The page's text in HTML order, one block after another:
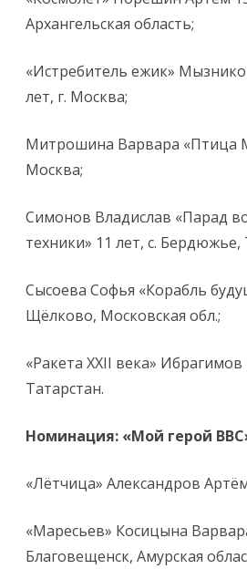
Архангельская область;
«Истребитель ежик»
лет, г. Москва;
Митрошина Варвара «Птица
Москва;
Симонов Владислав «Парад
техники» 11 лет, с.
Сысоева Софья «Корабль
Щёлково, Московская обл.;
«Ракета XXII века» Ибрагимов
Татарстан.
Номинация: «Мой герой
«Лётчица» Александров
«Маресьев» Косицына
Благовещенск, Амурская